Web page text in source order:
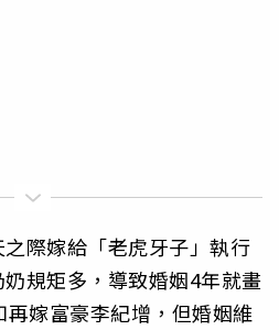
際嫁給「老虎牙子」執行
規矩多，導致婚姻4年就畫
嫁富豪李紀增，但婚姻維